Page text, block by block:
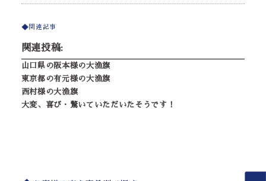
関連記事
関連投稿:
山口県の阪本様の大漁旗
東京都の有元様の大漁旗
西村様の大漁旗
大変、喜び・驚いていただいたそうです！